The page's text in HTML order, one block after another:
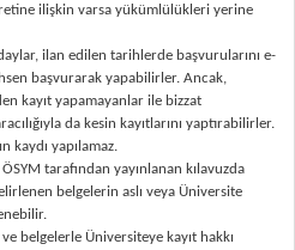
ilişkin varsa yükümlülükleri yerine
ilan edilen tarihlerde başvurularını e-
başvurarak yapabilirler. Ancak,
kayıt yapamayanlar ile bizzat
da kesin kayıtlarını yaptırabilirler.
kaydı yapılamaz.
tarafından yayınlanan kılavuzda
belgelerin aslı veya Üniversite
ve belgelerle Üniversiteye kayıt hakkı